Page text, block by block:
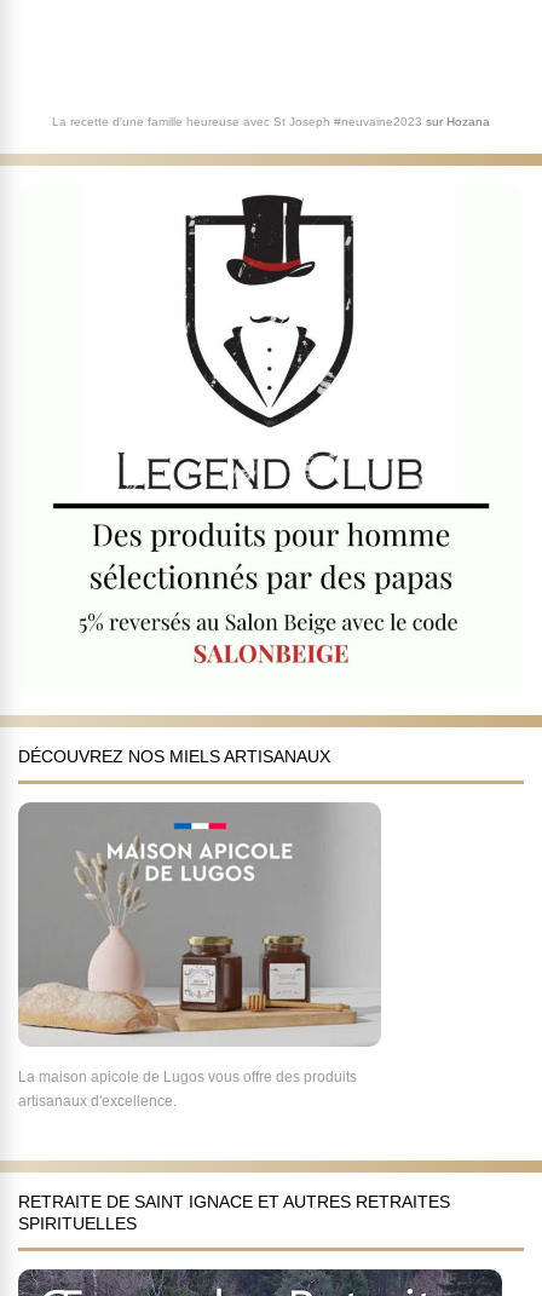
La recette d'une famille heureuse avec St Joseph #neuvaine2023 sur Hozana
DÉCOUVREZ NOS MIELS ARTISANAUX
La maison apicole de Lugos vous offre des produits
artisanaux d'excellence.
RETRAITE DE SAINT IGNACE ET AUTRES RETRAITES
SPIRITUELLES